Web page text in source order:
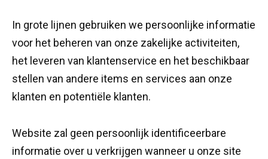
In grote lijnen gebruiken we persoonlijke informatie
voor het beheren van onze zakelijke activiteiten,
het leveren van klantenservice en het beschikbaar
stellen van andere items en services aan onze
klanten en potentiële klanten.
Website zal geen persoonlijk identificeerbare
informatie over u verkrijgen wanneer u onze site